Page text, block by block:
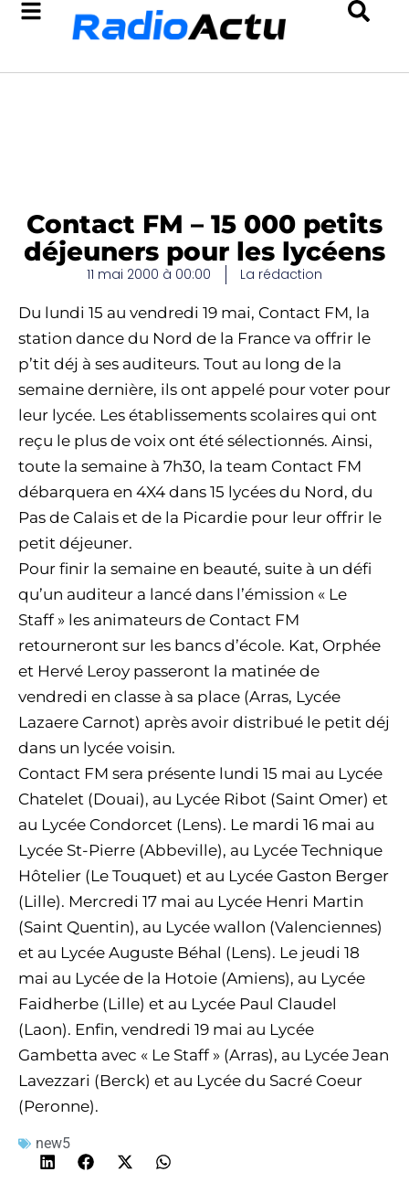
Contact FM – 15 000 petits
déjeuners pour les lycéens
11 mai 2000 à 00:00 La rédaction
Du lundi 15 au vendredi 19 mai, Contact FM, la
station dance du Nord de la France va offrir le
p’tit déj à ses auditeurs. Tout au long de la
semaine dernière, ils ont appelé pour voter pour
leur lycée. Les établissements scolaires qui ont
reçu le plus de voix ont été sélectionnés. Ainsi,
toute la semaine à 7h30, la team Contact FM
débarquera en 4X4 dans 15 lycées du Nord, du
Pas de Calais et de la Picardie pour leur offrir le
petit déjeuner.
Pour finir la semaine en beauté, suite à un défi
qu’un auditeur a lancé dans l’émission « Le
Staff » les animateurs de Contact FM
retourneront sur les bancs d’école. Kat, Orphée
et Hervé Leroy passeront la matinée de
vendredi en classe à sa place (Arras, Lycée
Lazaere Carnot) après avoir distribué le petit déj
dans un lycée voisin.
Contact FM sera présente lundi 15 mai au Lycée
Chatelet (Douai), au Lycée Ribot (Saint Omer) et
au Lycée Condorcet (Lens). Le mardi 16 mai au
Lycée St-Pierre (Abbeville), au Lycée Technique
Hôtelier (Le Touquet) et au Lycée Gaston Berger
(Lille). Mercredi 17 mai au Lycée Henri Martin
(Saint Quentin), au Lycée wallon (Valenciennes)
et au Lycée Auguste Béhal (Lens). Le jeudi 18
mai au Lycée de la Hotoie (Amiens), au Lycée
Faidherbe (Lille) et au Lycée Paul Claudel
(Laon). Enfin, vendredi 19 mai au Lycée
Gambetta avec « Le Staff » (Arras), au Lycée Jean
Lavezzari (Berck) et au Lycée du Sacré Coeur
(Peronne).
new5